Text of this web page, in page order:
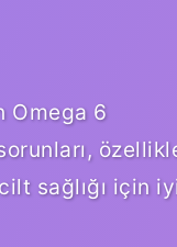
Omega 6
sağlığı için